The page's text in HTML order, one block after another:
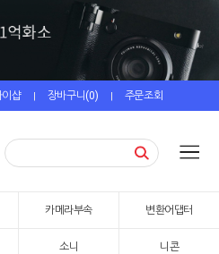
이샵 | 장바구니(0) | 주문조회
카메라부속 변환어댑터
소니 니콘